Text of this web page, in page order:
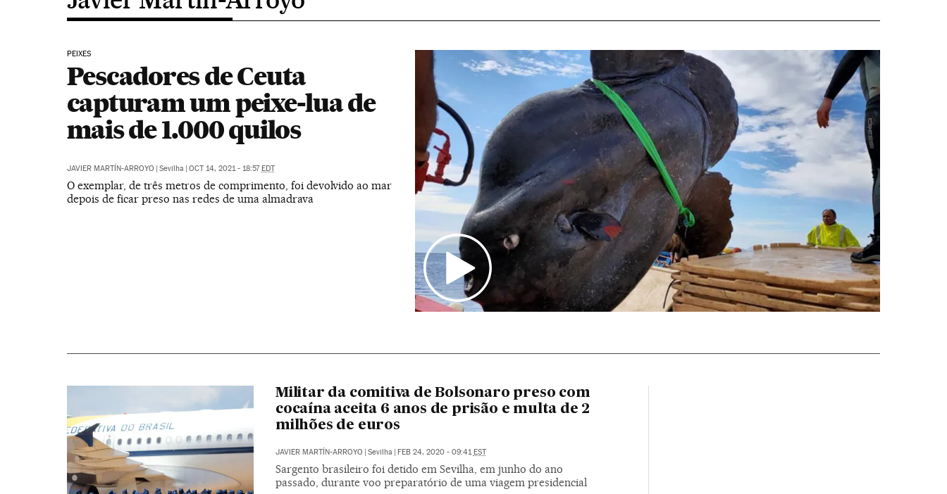
PEIXES
Pescadores de Ceuta
capturam um peixe-lua de
mais de 1.000 quilos
JAVIER MARTÍN-ARROYO | Sevilha | OCT 14, 2021 - 18:57EDT
O exemplar, de três metros de comprimento, foi devolvido ao mar
depois de ficar preso nas redes de uma almadrava
Militar da comitiva de Bolsonaro preso com
cocaína aceita 6 anos de prisão e multa de 2
milhões de euros
JAVIER MARTÍN-ARROYO Sevilha FEB 24, 2020 - 09:41 EST
Sargento brasileiro foi detido em Sevilha, em junho do ano
passado, durante voo preparatório de uma viagem presidencial